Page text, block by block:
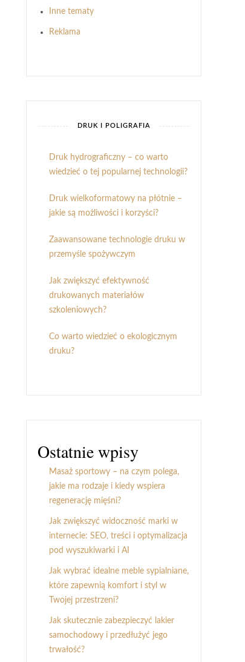
Inne tematy
Reklama
DRUK I POLIGRAFIA
Druk hydrograficzny – co warto
wiedzieć o tej popularnej technologii?
Druk wielkoformatowy na płótnie –
jakie są możliwości i korzyści?
Zaawansowane technologie druku w
przemyśle spożywczym
Jak zwiększyć efektywność
drukowanych materiałów
szkoleniowych?
Co warto wiedzieć o ekologicznym
druku?
Ostatnie wpisy
Masaż sportowy – na czym polega,
jakie ma rodzaje i kiedy wspiera
regenerację mięśni?
Jak zwiększyć widoczność marki w
internecie: SEO, treści i optymalizacja
pod wyszukiwarki i AI
Jak wybrać idealne meble sypialniane,
które zapewnią komfort i styl w
Twojej przestrzeni?
Jak skutecznie zabezpieczyć lakier
samochodowy i przedłużyć jego
trwałość?